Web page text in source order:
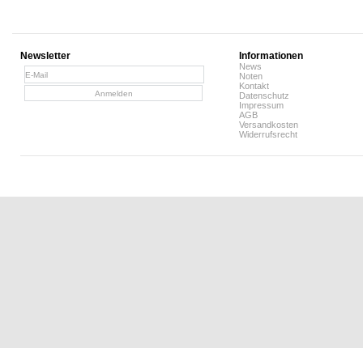
Newsletter Informationen
News
Noten
Kontakt
Datenschutz
Impressum
AGB
Versandkosten
Widerrufsrecht